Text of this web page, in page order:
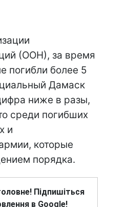
(ООН), за время
погибли более 5
Дамаск
ниже в разы,
среди погибших
и
которые
порядка.
Підпишіться
в Google!